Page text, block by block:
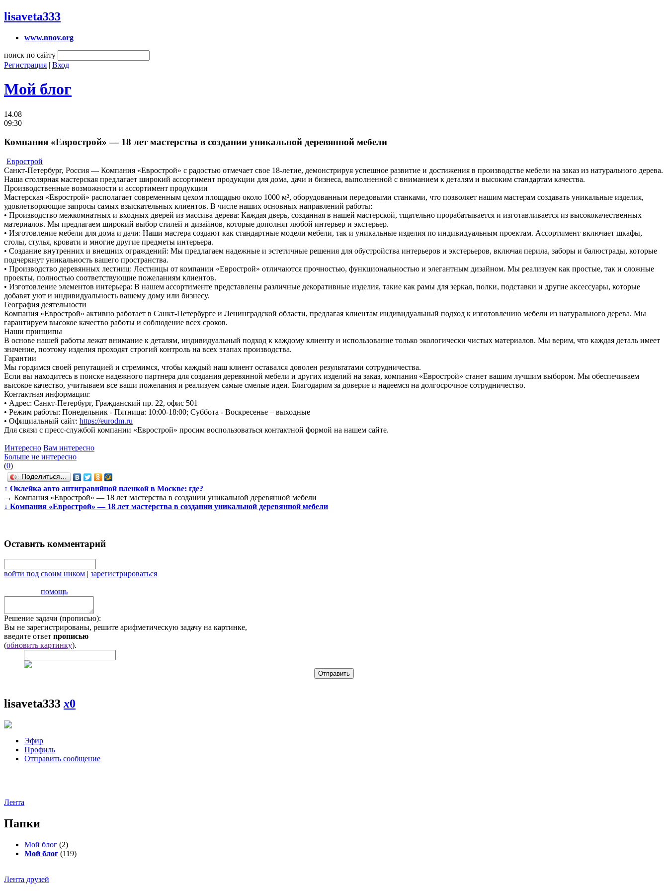
lisaveta333
www.nnov.org
поиск по сайту
Регистрация | Вход
Мой блог
14.08
09:30
Компания «Еврострой» — 18 лет мастерства в создании уникальной деревянной мебели
Еврострой
Санкт-Петербург, Россия — Компания «Еврострой» с радостью отмечает свое 18-летие, демонстрируя успешное развитие и достижения в производстве мебели на заказ из натурального дерева.
Наша столярная мастерская предлагает широкий ассортимент продукции для дома, дачи и бизнеса, выполненной с вниманием к деталям и высоким стандартам качества.
Производственные возможности и ассортимент продукции
Мастерская «Еврострой» располагает современным цехом площадью около 1000 м², оборудованным передовыми станками, что позволяет нашим мастерам создавать уникальные изделия,
удовлетворяющие запросы самых взыскательных клиентов. В числе наших основных направлений работы:
• Производство межкомнатных и входных дверей из массива дерева: Каждая дверь, созданная в нашей мастерской, тщательно прорабатывается и изготавливается из высококачественных
материалов. Мы предлагаем широкий выбор стилей и дизайнов, которые дополнят любой интерьер и экстерьер.
• Изготовление мебели для дома и дачи: Наши мастера создают как стандартные модели мебели, так и уникальные изделия по индивидуальным проектам. Ассортимент включает шкафы,
столы, стулья, кровати и многие другие предметы интерьера.
• Создание внутренних и внешних ограждений: Мы предлагаем надежные и эстетичные решения для обустройства интерьеров и экстерьеров, включая перила, заборы и балюстрады, которые
подчеркнут уникальность вашего пространства.
• Производство деревянных лестниц: Лестницы от компании «Еврострой» отличаются прочностью, функциональностью и элегантным дизайном. Мы реализуем как простые, так и сложные
проекты, полностью соответствующие пожеланиям клиентов.
• Изготовление элементов интерьера: В нашем ассортименте представлены различные декоративные изделия, такие как рамы для зеркал, полки, подставки и другие аксессуары, которые
добавят уют и индивидуальность вашему дому или бизнесу.
География деятельности
Компания «Еврострой» активно работает в Санкт-Петербурге и Ленинградской области, предлагая клиентам индивидуальный подход к изготовлению мебели из натурального дерева. Мы
гарантируем высокое качество работы и соблюдение всех сроков.
Наши принципы
В основе нашей работы лежат внимание к деталям, индивидуальный подход к каждому клиенту и использование только экологически чистых материалов. Мы верим, что каждая деталь имеет
значение, поэтому изделия проходят строгий контроль на всех этапах производства.
Гарантии
Мы гордимся своей репутацией и стремимся, чтобы каждый наш клиент оставался доволен результатами сотрудничества.
Если вы находитесь в поиске надежного партнера для создания деревянной мебели и других изделий на заказ, компания «Еврострой» станет вашим лучшим выбором. Мы обеспечиваем
высокое качество, учитываем все ваши пожелания и реализуем самые смелые идеи. Благодарим за доверие и надеемся на долгосрочное сотрудничество.
Контактная информация:
• Адрес: Санкт-Петербург, Гражданский пр. 22, офис 501
• Режим работы: Понедельник - Пятница: 10:00-18:00; Суббота - Воскресенье – выходные
• Официальный сайт: https://eurodm.ru
Для связи с пресс-службой компании «Еврострой» просим воспользоваться контактной формой на нашем сайте.
Интересно Вам интересно
Больше не интересно
(0)
Поделиться…
↑ Оклейка авто антигравийной пленкой в Москве: где?
→ Компания «Еврострой» — 18 лет мастерства в создании уникальной деревянной мебели
↓ Компания «Еврострой» — 18 лет мастерства в создании уникальной деревянной мебели
Оставить комментарий
войти под своим ником | зарегистрироваться
помощь
Решение задачи (прописью):
Вы не зарегистрированы, решите арифметическую задачу на картинке,
введите ответ прописью
(обновить картинку).
lisaveta333x0
Эфир
Профиль
Отправить сообщение
Лента
Папки
Мой блог (2)
Мой блог (119)
Лента друзей